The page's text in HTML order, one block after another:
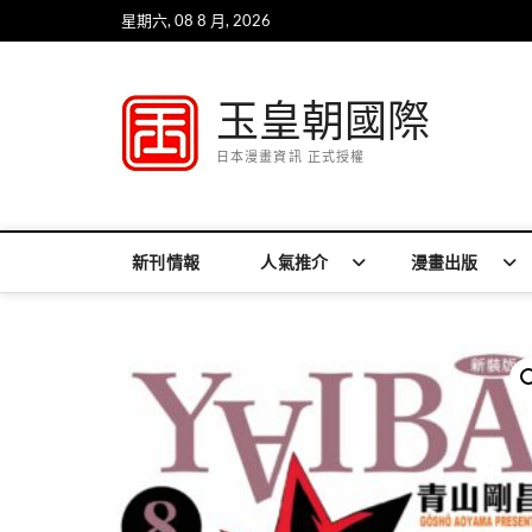
to
星期六, 08 8 月, 2026
玉皇朝國際
日本漫畫資訊 正式授權
新刊情報 人氣推介 漫畫出版